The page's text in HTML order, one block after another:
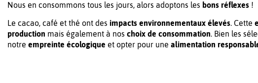
Nous en consommons tous les jours, alors adoptons les bons réflexes !
Le cacao, café et thé ont des impacts environnementaux élevés. Cette
production mais également à nos choix de consommation. Bien les
notre empreinte écologique et opter pour une alimentation